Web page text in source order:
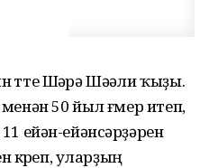
Шәүрә Шәүәли ҡыҙы.
50 йыл ғүмер итеп,
ейән-ейәнсәрҙәрен
күреп, уларҙың